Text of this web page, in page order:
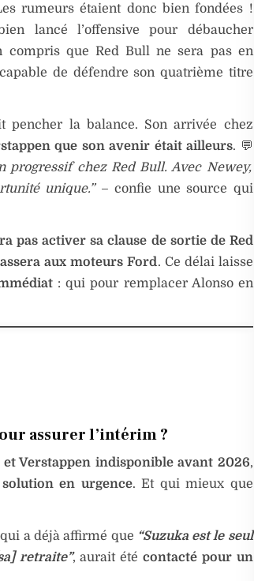
rumeurs étaient donc bien fondées !
lancé l’offensive pour débaucher
compris que Red Bull ne sera pas en
de défendre son quatrième titre
pencher la balance. Son arrivée chez
que son avenir était ailleurs. 💬
progressif chez Red Bull. Avec Newey,
unique.”– confie une source qui
pas activer sa clause de sortie de Red
aux moteurs Ford. Ce délai laisse
: qui pour remplacer Alonso en
assurer l’intérim ?
Verstappen indisponible avant 2026,
en urgence. Et qui mieux que
a déjà affirmé que “Suzuka est le seul
retraite”, aurait étécontacté pour un